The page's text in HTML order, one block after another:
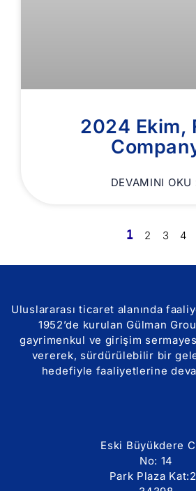
2024 Ekim,
DEVAMINI OKU
1 2 3 4
Uluslararası ticaret alanında
1952’de kurulan Gülman
gayrimenkul ve girişim
vererek, sürdürülebilir bir
hedefiyle faaliyetlerine
Eski Büyükdere
No: 14
Park Plaza